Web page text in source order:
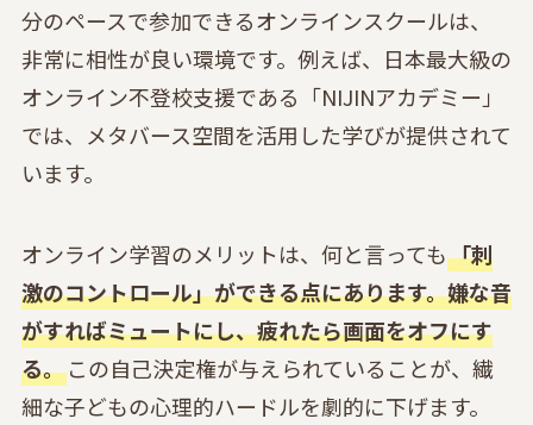
分のペースで参加できるオンラインスクールは、
非常に相性が良い環境です。例えば、日本最大級の
オンライン不登校支援である「NIJINアカデミー」
では、メタバース空間を活用した学びが提供されて
います。
オンライン学習のメリットは、何と言っても「刺
激のコントロール」ができる点にあります。嫌な音
がすればミュートにし、疲れたら画面をオフにす
る。この自己決定権が与えられていることが、繊
細な子どもの心理的ハードルを劇的に下げます。